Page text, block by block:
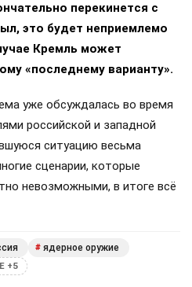
перекинется с
это будет неприемлемо
Кремль может
«последнему варианту».
уже обсуждалась во время
российской и западной
ситуацию весьма
сценарии, которые
невозможными, в итоге всё
# ядерное оружие
+5